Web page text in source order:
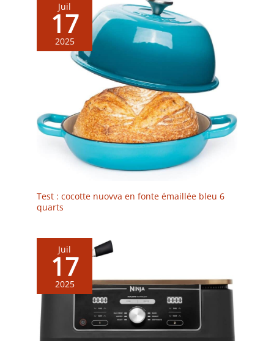
Juil
17
2025
Test : cocotte nuovva en fonte émaillée bleu 6
quarts
Juil
17
2025